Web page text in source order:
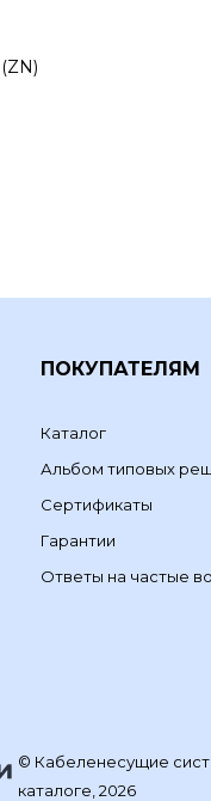
ПОКУПАТЕЛЯМ
Каталог
Альбом типовых
Сертификаты
Гарантии
Ответы на частые
© Кабеленесущие
каталоге, 2026